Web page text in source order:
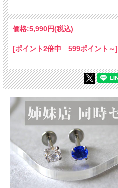
価格:5,990円(税込)
[ポイント2倍中 599ポイント～]